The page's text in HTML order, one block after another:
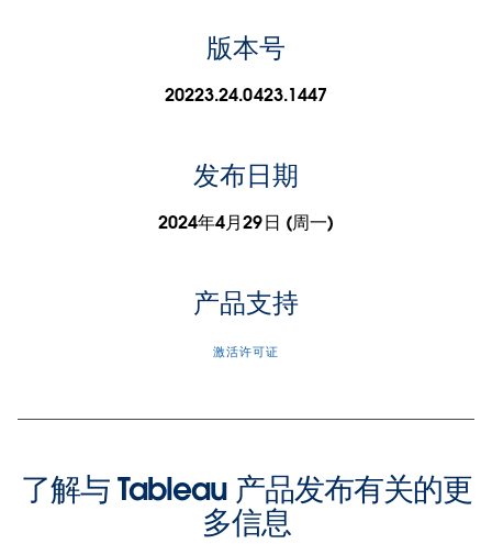
版本号
20223.24.0423.1447
发布日期
2024年4月29日 (周一)
产品支持
激活许可证
了解与 Tableau 产品发布有关的更
多信息